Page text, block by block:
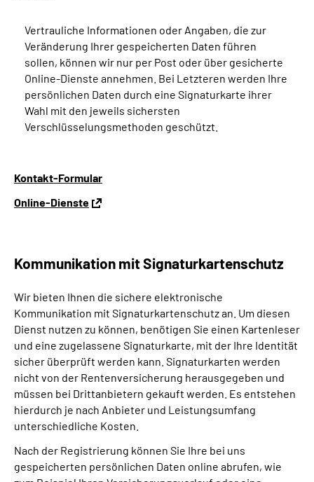
Vertrauliche Informationen oder Angaben, die zur
Veränderung Ihrer gespeicherten Daten führen
sollen, können wir nur per Post oder über gesicherte
Online-Dienste annehmen. Bei Letzteren werden Ihre
persönlichen Daten durch eine Signaturkarte ihrer
Wahl mit den jeweils sichersten
Verschlüsselungsmethoden geschützt.
Kontakt-Formular
Online-Dienste
Kommunikation mit Signaturkartenschutz
Wir bieten Ihnen die sichere elektronische
Kommunikation mit Signaturkartenschutz an. Um diesen
Dienst nutzen zu können, benötigen Sie einen Kartenleser
und eine zugelassene Signaturkarte, mit der Ihre Identität
sicher überprüft werden kann. Signaturkarten werden
nicht von der Rentenversicherung herausgegeben und
müssen bei Drittanbietern gekauft werden. Es entstehen
hierdurch je nach Anbieter und Leistungsumfang
unterschiedliche Kosten.
Nach der Registrierung können Sie Ihre bei uns
gespeicherten persönlichen Daten online abrufen, wie